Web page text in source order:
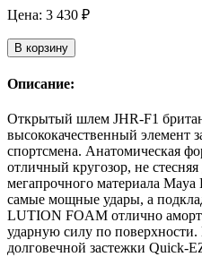
Цена: 3 430 ₽
В корзину
Описание:
Открытый шлем JHR-F1
высококачественный элемент
спортсмена. Анатомическая
отличный кругозор, не
мегапрочного материала
самые мощные удары, а
LUTION FOAM отлично
ударную силу по
долговечной застежки Quick-